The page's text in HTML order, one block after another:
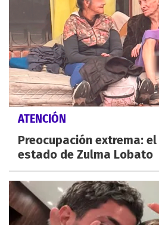
ATENCIÓN
Preocupación extrema:
estado de Zulma Lobato